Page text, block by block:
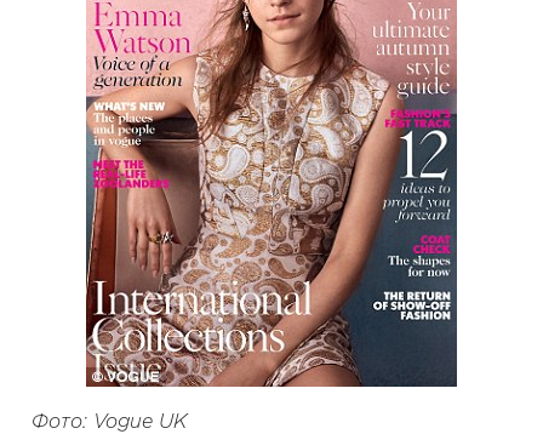
Фото: Vogue UK